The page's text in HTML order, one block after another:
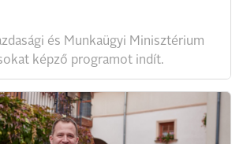
és Munkaügyi Minisztérium
képző programot indít.